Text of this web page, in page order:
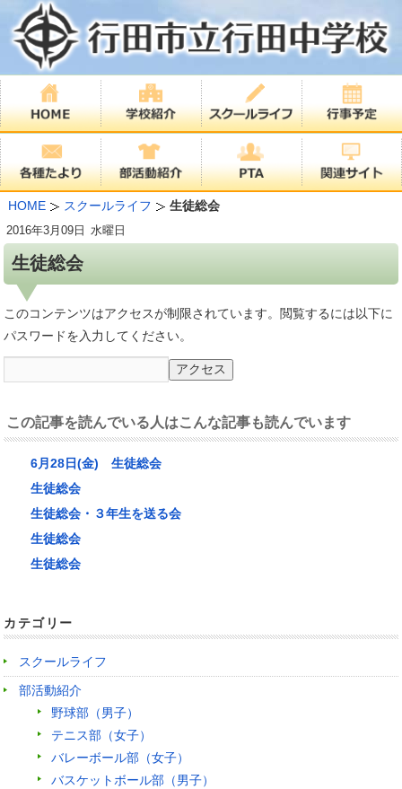
HOME スクールライフ 生徒総会
生徒総会
2016年3月09日 水曜日
このコンテンツはアクセスが制限されています。閲覧するには以下に
パスワードを入力してください。
この記事を読んでいる人はこんな記事も読んでいます
6月28日(金) 生徒総会
生徒総会
生徒総会・３年生を送る会
生徒総会
生徒総会
カテゴリー
スクールライフ
部活動紹介
野球部（男子）
テニス部（女子）
バレーボール部（女子）
バスケットボール部（男子）